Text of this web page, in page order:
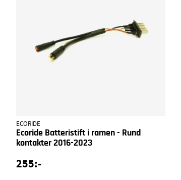
ECORIDE
Ecoride Batteristift i ramen - Rund
kontakter 2016-2023
255:-